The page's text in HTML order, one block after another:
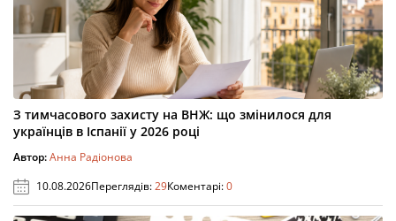
З тимчасового захисту на ВНЖ: що змінилося для
українців в Іспанії у 2026 році
Автор:Анна Радіонова
10.08.2026Переглядів:29Коментарі:0